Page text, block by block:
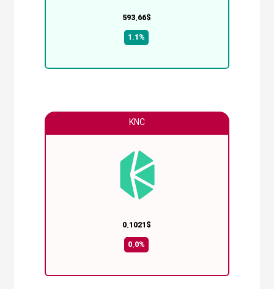
593.66$
1.1%
KNC
0.1021$
0.0%